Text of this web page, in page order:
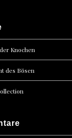
Knochen
des Bösen